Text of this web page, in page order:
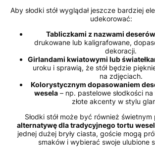
Aby słodki stół wyglądał jeszcze bardziej
udekorować:
Tabliczkami z nazwami deserów
drukowane lub kaligrafowane,
dekoracji.
Girlandami kwiatowymi lub
uroku i sprawią, że stół będzie
na zdjęciach.
Kolorystycznym dopasowaniem
wesela – np. pastelowe słodkości
złote akcenty w stylu
Słodki stół może być również świetnym
alternatywę dla tradycyjnego tortu
jednej dużej bryły ciasta, goście mogą
smaków i wybierać swoje ulubione